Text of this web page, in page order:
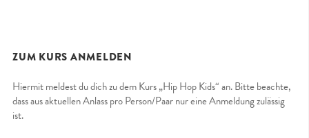
ZUM KURS ANMELDEN
Hiermit meldest du dich zu dem Kurs „Hip Hop Kids“ an. Bitte beachte,
dass aus aktuellen Anlass pro Person/Paar nur eine Anmeldung zulässig
ist.